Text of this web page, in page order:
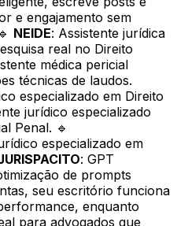
e engajamento sem
NEIDE: Assistente jurídica
real no Direito
médica pericial
técnicas de laudos.
especializado em Direito
jurídico especializado
Penal. 🔹
especializado em
: GPT
de prompts
seu escritório funciona
enquanto
para advogados que